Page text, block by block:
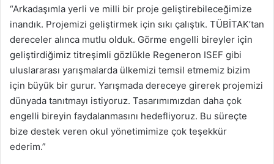
“Arkadaşımla yerli ve milli bir proje geliştirebileceğimize
inandık. Projemizi geliştirmek için sıkı çalıştık. TÜBİTAK’tan
dereceler alınca mutlu olduk. Görme engelli bireyler için
geliştirdiğimiz titreşimli gözlükle Regeneron ISEF gibi
uluslararası yarışmalarda ülkemizi temsil etmemiz bizim
için büyük bir gurur. Yarışmada dereceye girerek projemizi
dünyada tanıtmayı istiyoruz. Tasarımımızdan daha çok
engelli bireyin faydalanmasını hedefliyoruz. Bu süreçte
bize destek veren okul yönetimimize çok teşekkür
ederim.”